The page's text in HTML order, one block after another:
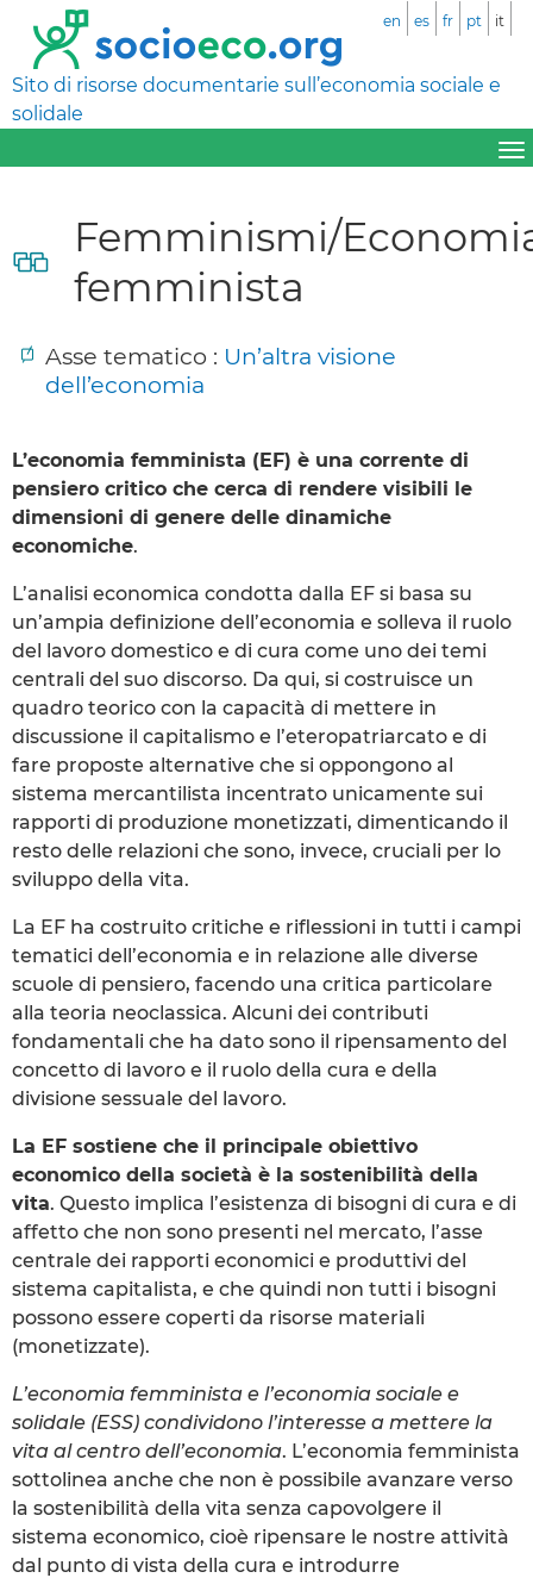
Sito di risorse documentarie sull’economia sociale e
solidale
en es fr pt it
Femminismi/
femminista
Asse tematico : Un’altra visione
dell’economia
L’economia femminista (EF) è una corrente di
pensiero critico che cerca di rendere visibili le
dimensioni di genere delle dinamiche
economiche.
L’analisi economica condotta dalla EF si basa su
un’ampia definizione dell’economia e solleva il ruolo
del lavoro domestico e di cura come uno dei temi
centrali del suo discorso. Da qui, si costruisce un
quadro teorico con la capacità di mettere in
discussione il capitalismo e l’eteropatriarcato e di
fare proposte alternative che si oppongono al
sistema mercantilista incentrato unicamente sui
rapporti di produzione monetizzati, dimenticando il
resto delle relazioni che sono, invece, cruciali per lo
sviluppo della vita.
La EF ha costruito critiche e riflessioni in tutti i campi
tematici dell’economia e in relazione alle diverse
scuole di pensiero, facendo una critica particolare
alla teoria neoclassica. Alcuni dei contributi
fondamentali che ha dato sono il ripensamento del
concetto di lavoro e il ruolo della cura e della
divisione sessuale del lavoro.
La EF sostiene che il principale obiettivo
economico della società è la sostenibilità della
vita. Questo implica l’esistenza di bisogni di cura e di
affetto che non sono presenti nel mercato, l’asse
centrale dei rapporti economici e produttivi del
sistema capitalista, e che quindi non tutti i bisogni
possono essere coperti da risorse materiali
(monetizzate).
L’economia femminista e l’economia sociale e
solidale (ESS) condividono l’interesse a mettere la
vita al centro dell’economia. L’economia femminista
sottolinea anche che non è possibile avanzare verso
la sostenibilità della vita senza capovolgere il
sistema economico, cioè ripensare le nostre attività
dal punto di vista della cura e introdurre